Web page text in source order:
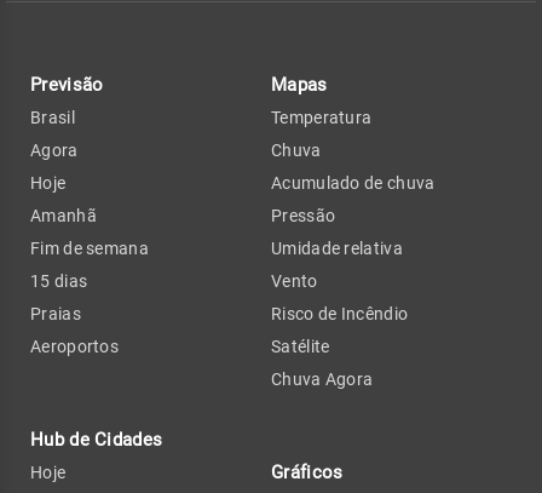
Previsão
Brasil
Agora
Hoje
Amanhã
Fim de semana
15 dias
Praias
Aeroportos
Hub de Cidades
Hoje
Mapas
Temperatura
Chuva
Acumulado de chuva
Pressão
Umidade relativa
Vento
Risco de Incêndio
Satélite
Chuva Agora
Gráficos